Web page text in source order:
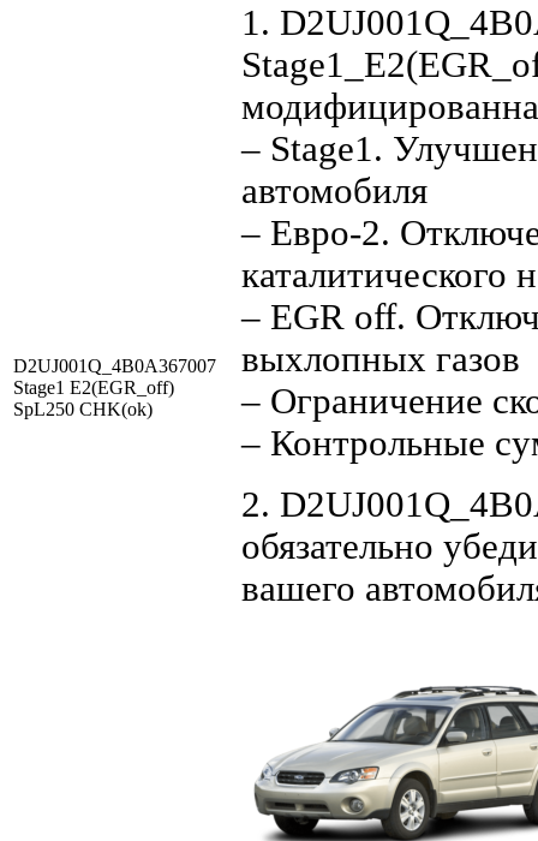
D2UJ001Q_4B0A367007
Stage1 E2(EGR_off)
SpL250 CHK(ok)
1.
– Stage1.
автомобиля
– Евро-2.
каталитического
– EGR off.
выхлопных газов
– Ограничение
– Контрольные
2.
обязательно
вашего